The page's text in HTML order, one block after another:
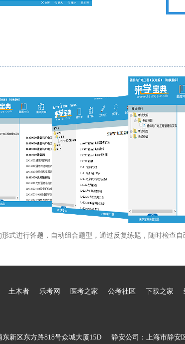
式进行答题，自动组合题型，通过反复练题，随时检查
土木者 乐考网 医考之家 公考社区 下载之家
新区东方路818号众城大厦15D 静安公司：上海市静安